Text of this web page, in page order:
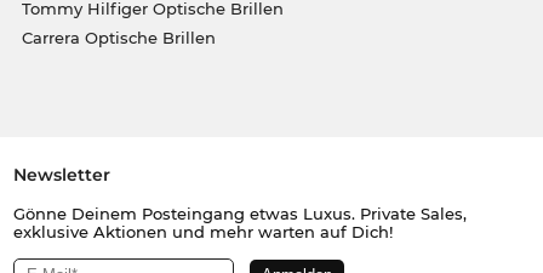
Tommy Hilfiger Optische Brillen
Carrera Optische Brillen
Newsletter
Gönne Deinem Posteingang etwas Luxus. Private Sales,
exklusive Aktionen und mehr warten auf Dich!